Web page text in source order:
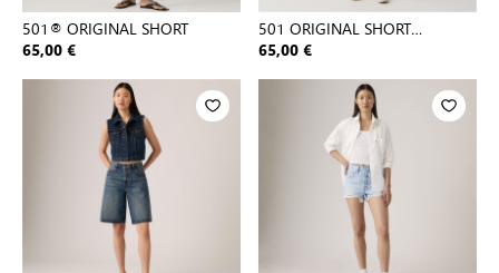
501® ORIGINAL SHORT
65,00 €
501 ORIGINAL SHORT
OXNARD ATHE
65,00 €